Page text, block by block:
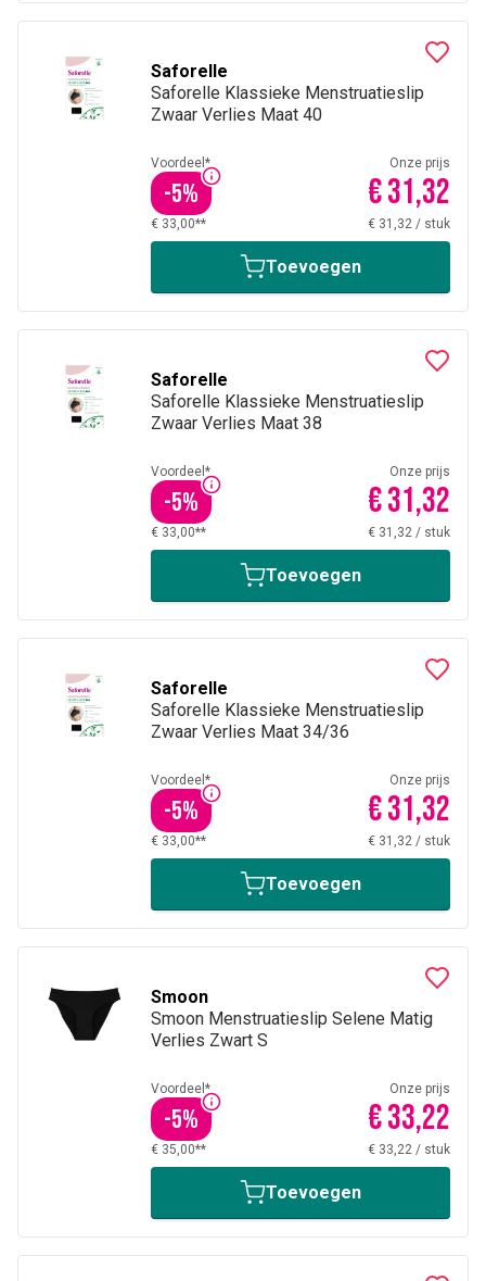
Saforelle
Saforelle Klassieke Menstruatieslip
Zwaar Verlies Maat 40
Voordeel*
-5%
Onze prijs
€ 31,32
€ 33,00** € 31,32 / stuk
Toevoegen
Saforelle
Saforelle Klassieke Menstruatieslip
Zwaar Verlies Maat 38
Voordeel*
-5%
Onze prijs
€ 31,32
€ 33,00** € 31,32 / stuk
Toevoegen
Saforelle
Saforelle Klassieke Menstruatieslip
Zwaar Verlies Maat 34/36
Voordeel*
-5%
Onze prijs
€ 31,32
€ 33,00** € 31,32 / stuk
Toevoegen
Smoon
Smoon Menstruatieslip Selene Matig
Verlies Zwart S
Voordeel*
-5%
Onze prijs
€ 33,22
€ 35,00** € 33,22 / stuk
Toevoegen